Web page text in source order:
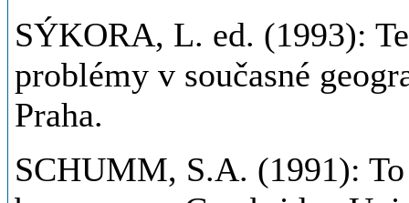
SÝKORA, L. ed. (1993):
problémy v současné
Praha.
SCHUMM, S.A. (1991):